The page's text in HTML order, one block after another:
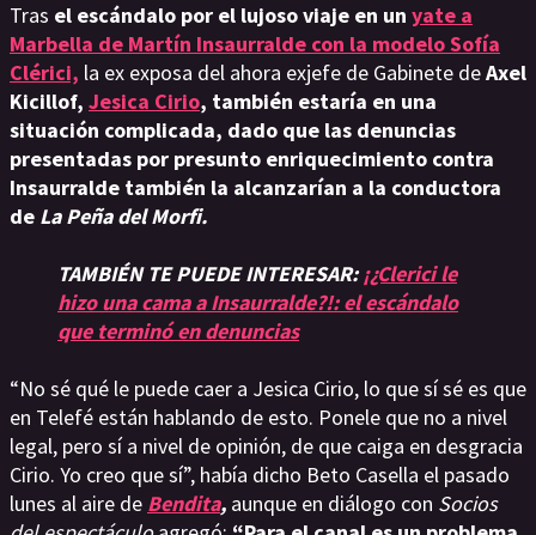
Tras el escándalo por el lujoso viaje en un yate a
Marbella de Martín Insaurralde con la modeloSofía
Clérici, la ex exposa del ahora exjefe de Gabinete deAxel
Kicillof, Jesica Cirio, también estaría en una
situación complicada, dado que las denuncias
presentadas por presunto enriquecimiento contra
Insaurralde también la alcanzarían a la conductora
de La Peña del Morfi.
TAMBIÉN TE PUEDE INTERESAR:¡¿Clerici le
hizo una cama a Insaurralde?!: el escándalo
que terminó en denuncias
“No sé qué le puede caer a Jesica Cirio, lo que sí sé es que
en Telefé están hablando de esto. Ponele que no a nivel
legal, pero sí a nivel de opinión, de que caiga en desgracia
Cirio. Yo creo que sí”, había dicho Beto Casella el pasado
lunes al aire de Bendita, aunque en diálogo con Socios